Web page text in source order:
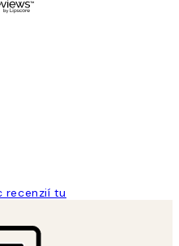
recenzií tu